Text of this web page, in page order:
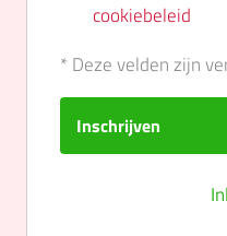
cookiebeleid
* Deze velden zijn
Inschrijven